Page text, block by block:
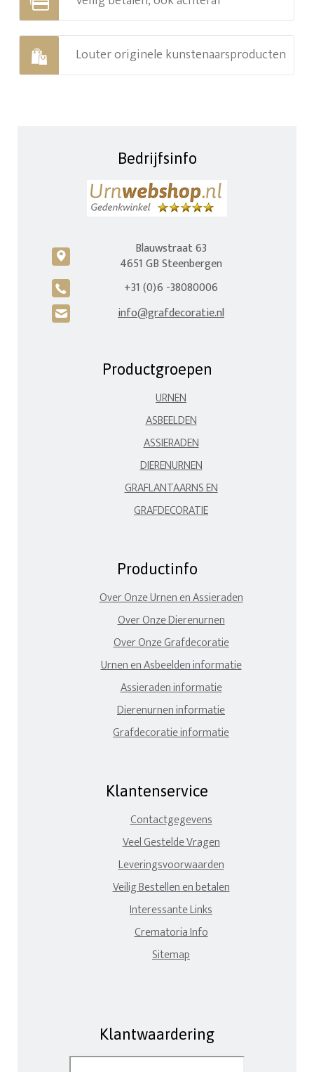
Louter originele kunstenaarsproducten
Bedrijfsinfo
c
Blauwstraat 63
4651 GB Steenbergen
A +31 (0)6 -38080006
H info@grafdecoratie.nl
Productgroepen
URNEN
ASBEELDEN
ASSIERADEN
DIERENURNEN
GRAFLANTAARNS EN
GRAFDECORATIE
Productinfo
Over Onze Urnen en Assieraden
Over Onze Dierenurnen
Over Onze Grafdecoratie
Urnen en Asbeelden informatie
Assieraden informatie
Dierenurnen informatie
Grafdecoratie informatie
Klantenservice
Contactgegevens
Veel Gestelde Vragen
Leveringsvoorwaarden
Veilig Bestellen en betalen
Interessante Links
Crematoria Info
Sitemap
Klantwaardering